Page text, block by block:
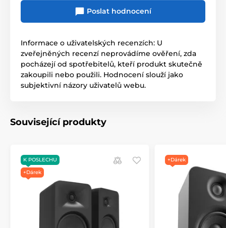
Poslat hodnocení
Informace o uživatelských recenzích: U
zveřejněných recenzí neprovádíme ověření, zda
pocházejí od spotřebitelů, kteří produkt skutečně
zakoupili nebo použili. Hodnocení slouží jako
subjektivní názory uživatelů webu.
Související produkty
K POSLECHU
+Dárek
+Dárek